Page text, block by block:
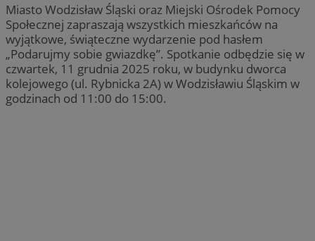
Miasto Wodzisław Śląski oraz Miejski Ośrodek Pomocy
Społecznej zapraszają wszystkich mieszkańców na
wyjątkowe, świąteczne wydarzenie pod hasłem
„Podarujmy sobie gwiazdkę”. Spotkanie odbędzie się w
czwartek, 11 grudnia 2025 roku, w budynku dworca
kolejowego (ul. Rybnicka 2A) w Wodzisławiu Śląskim w
godzinach od 11:00 do 15:00.